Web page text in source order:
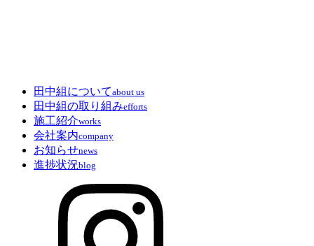
田中組についてabout us
田中組の取り組みefforts
施工紹介works
会社案内company
お知らせnews
進捗状況blog